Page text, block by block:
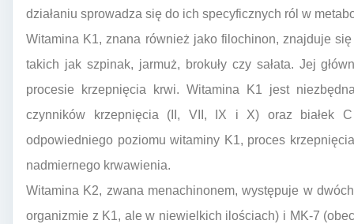
działaniu sprowadza się do ich specyficznych ról w
Witamina K1, znana również jako filochinon, znajduje
takich jak szpinak, jarmuż, brokuły czy sałata. Jej
procesie krzepnięcia krwi. Witamina K1 jest
czynników krzepnięcia (II, VII, IX i X) oraz białek
odpowiedniego poziomu witaminy K1, proces
nadmiernego krwawienia.
Witamina K2, zwana menachinonem, występuje w
organizmie z K1, ale w niewielkich ilościach) i MK-7